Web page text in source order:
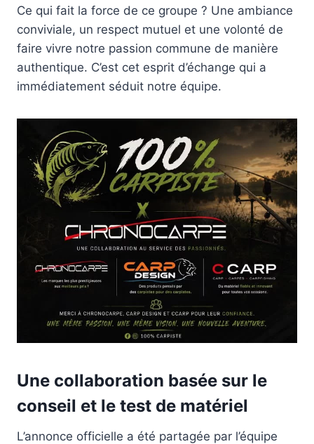
Ce qui fait la force de ce groupe ? Une ambiance
conviviale, un respect mutuel et une volonté de
faire vivre notre passion commune de manière
authentique. C’est cet esprit d’échange qui a
immédiatement séduit notre équipe.
Une collaboration basée sur le
conseil et le test de matériel
L’annonce officielle a été partagée par l’équipe